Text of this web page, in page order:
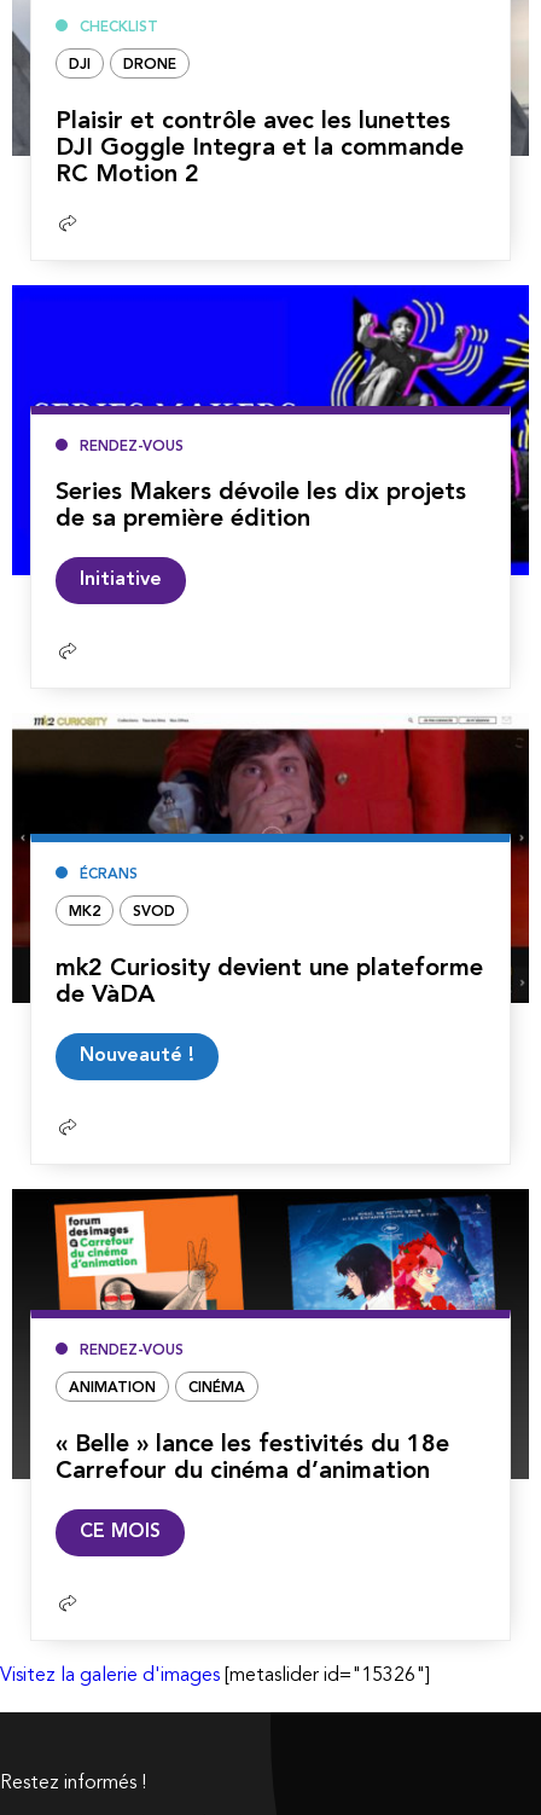
CHECKLIST
DJI DRONE
Plaisir et contrôle avec les lunettes
DJI Goggle Integra et la commande
RC Motion 2
Lire
RENDEZ-VOUS
Series Makers dévoile les dix projets
de sa première édition
Initiative
ÉCRANS
MK2 SVOD
mk2 Curiosity devient une plateforme
de VàDA
Nouveauté !
RENDEZ-VOUS
ANIMATION CINÉMA
« Belle » lance les festivités du 18e
Carrefour du cinéma d’animation
CE MOIS
Visitez la galerie d'images [metaslider id="15326"]
Restez informés !